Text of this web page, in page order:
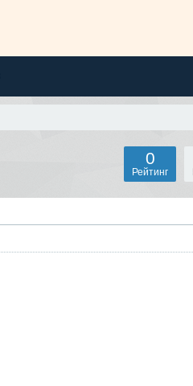
0
Рейтинг